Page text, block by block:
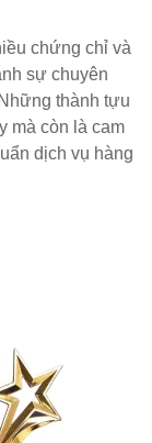
chứng chỉ và
sự chuyên
thành tựu
mà còn là cam
dịch vụ hàng